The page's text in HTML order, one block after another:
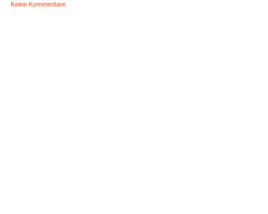
Keine Kommentare